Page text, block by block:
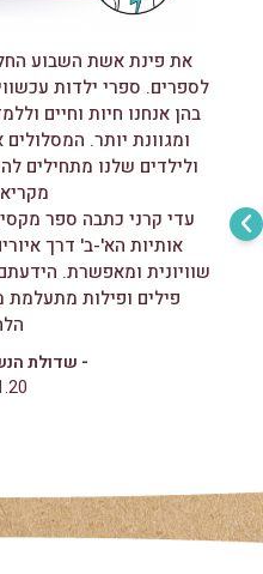
את פינת אשת השבוע
לספרים. ספרי ילדות
בהן אנחנו חיות וחיים
ומגוונת יותר.
ולילדים שלנו מתחילים
עדי קרני כתבה ספר
אותיות הא'-ב' דרך
שוויונית ומאפשרת.
פילים ופילות מתעלמת
- שדולת